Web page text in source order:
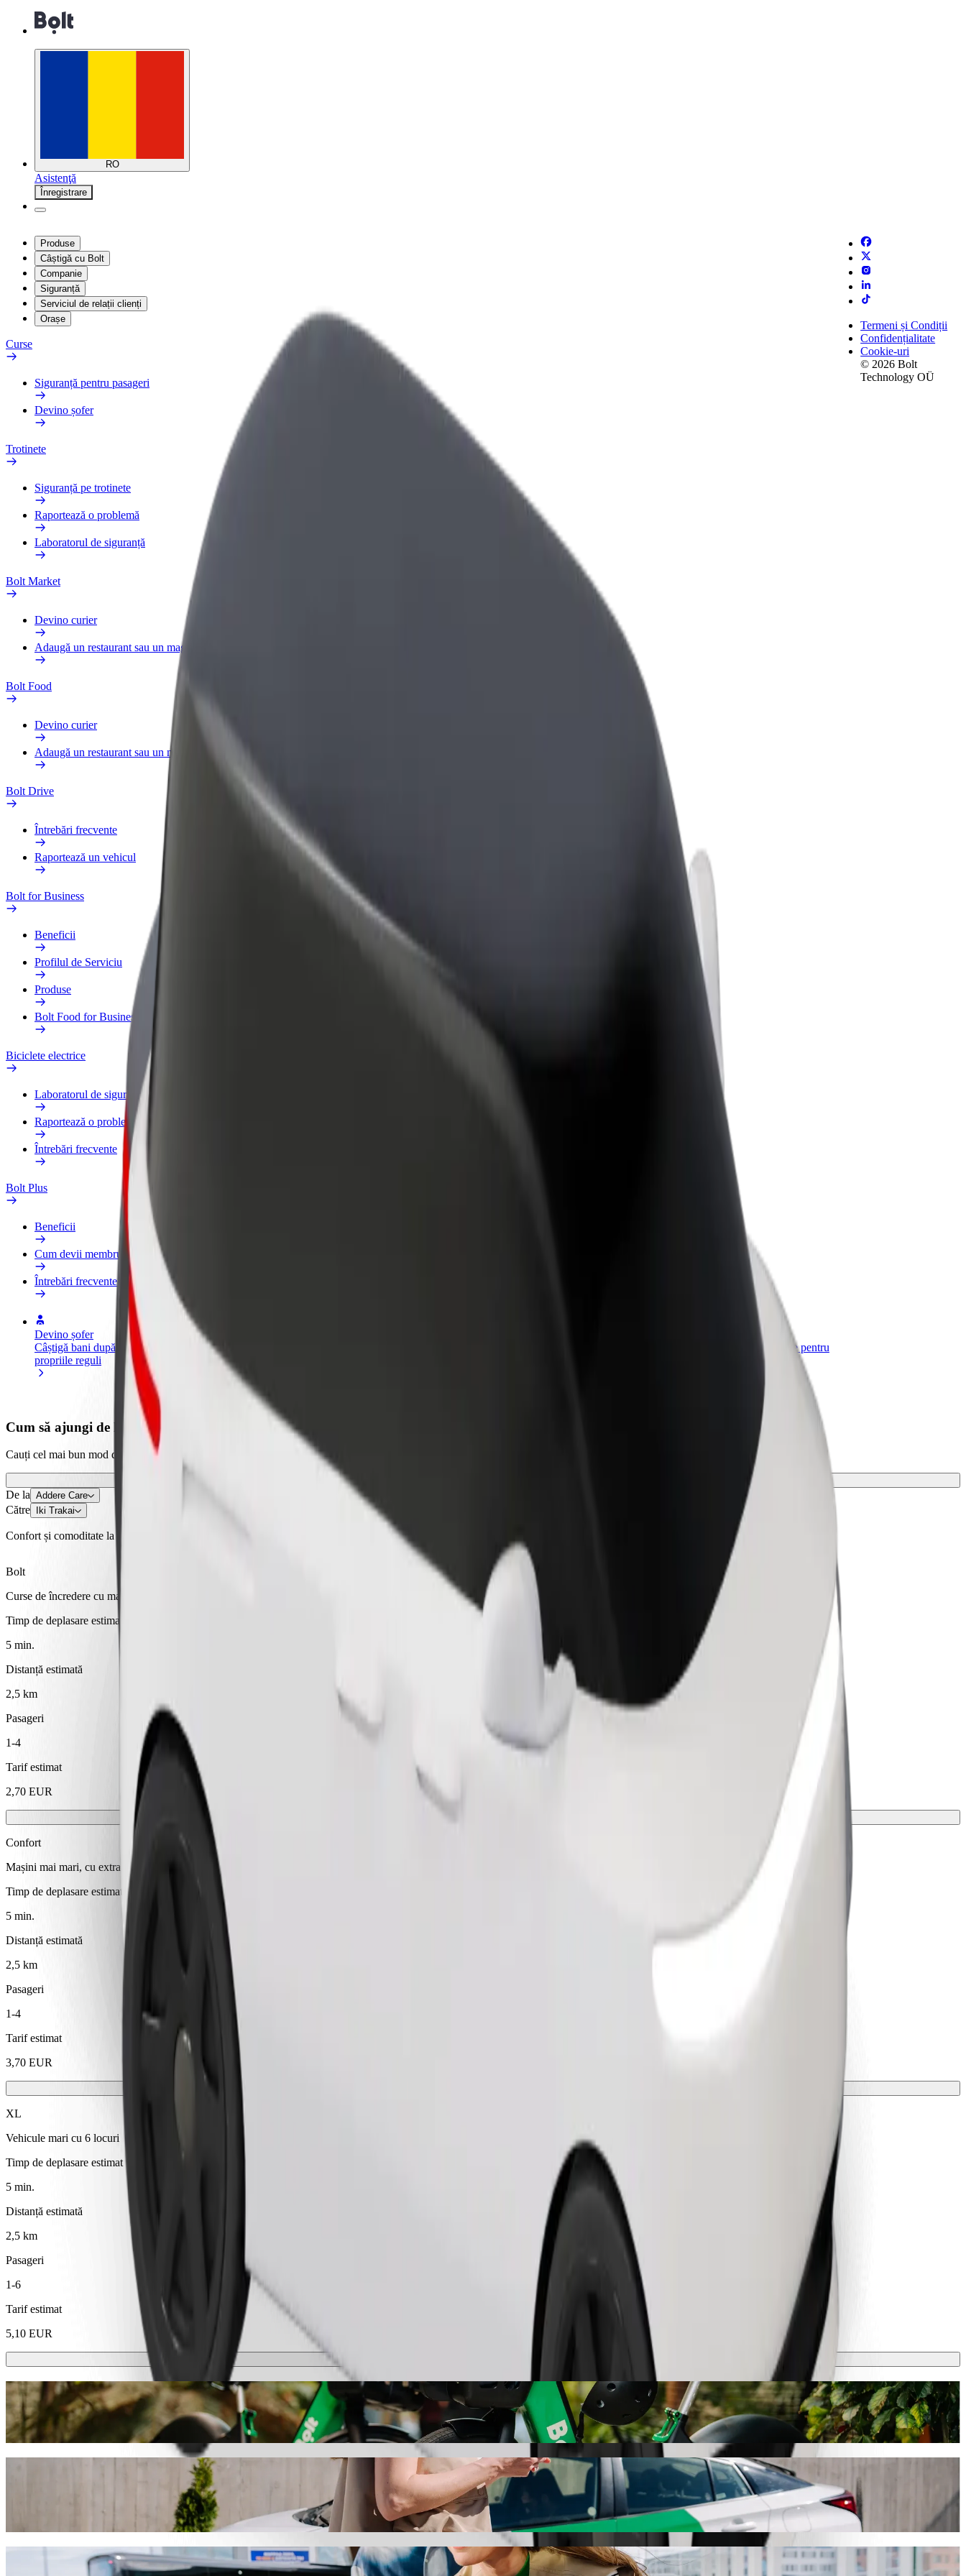
RO
Asistenţă
Înregistrare
Produse
Câștigă cu Bolt
Companie
Siguranță
Serviciul de relații clienți
Orașe
Curse
Siguranță pentru pasageri
Devino șofer
Trotinete
Siguranță pe trotinete
Raportează o problemă
Laboratorul de siguranță
Bolt Market
Devino curier
Adaugă un restaurant sau un magazin
Bolt Food
Devino curier
Adaugă un restaurant sau un magazin
Bolt Drive
Întrebări frecvente
Raportează un vehicul
Bolt for Business
Beneficii
Profilul de Serviciu
Produse
Bolt Food for Business
Biciclete electrice
Laboratorul de siguranță
Raportează o problemă
Întrebări frecvente
Bolt Plus
Beneficii
Cum devii membru
Întrebări frecvente
Devino șofer
Câștigă bani după
propriile reguli
Devino curier
Livrează mâncare și câștigă bani
Produse și servicii Bolt adaptate pentru
Termeni și Condiții
Confidențialitate
Cookie-uri
© 2026 Bolt
Technology OÜ
Cum să ajungi de la Addere Care la Iki Trakai
Cauți cel mai bun mod de deplasare de la Addere Care la Iki Trakai? Explorează serviciile noastre și găsește-l pe cel perfect pentru cursa ta.
De la Addere Care
Către Iki Trakai
Confort și comoditate la câteva clicuri distanță!
Bolt
Curse de încredere cu mașini standard de dimensiuni medii.
Timp de deplasare estimat
5 min.
Distanță estimată
2,5 km
Pasageri
1-4
Tarif estimat
2,70 EUR
Confort
Mașini mai mari, cu extra spațiu pentru picioare și depozitare
Timp de deplasare estimat
5 min.
Distanță estimată
2,5 km
Pasageri
1-4
Tarif estimat
3,70 EUR
XL
Vehicule mari cu 6 locuri
Timp de deplasare estimat
5 min.
Distanță estimată
2,5 km
Pasageri
1-6
Tarif estimat
5,10 EUR
Trotinete sau biciclete electrice
Deplasează-te prin Trakai cu trotineta sau bicicleta electrică
Descarcă aplicația Bolt
Mergi de la Addere Care la Iki Trakai cu serviciul de ride-hailing Bolt
Îți recomandăm să alegi serviciul Bolt ride-hailing dacă ești în căutarea celei mai avantajoase curse spre Iki Trakai. Cu Bolt, această cursă durează aproximativ 5 min. și costă aproximativ 2,70 EUR EUR.
Indiferent de ocazie, găsim vehiculul perfect pentru tine.
Servicii Bolt pentru a ajunge de la Addere Care la Iki Trakai